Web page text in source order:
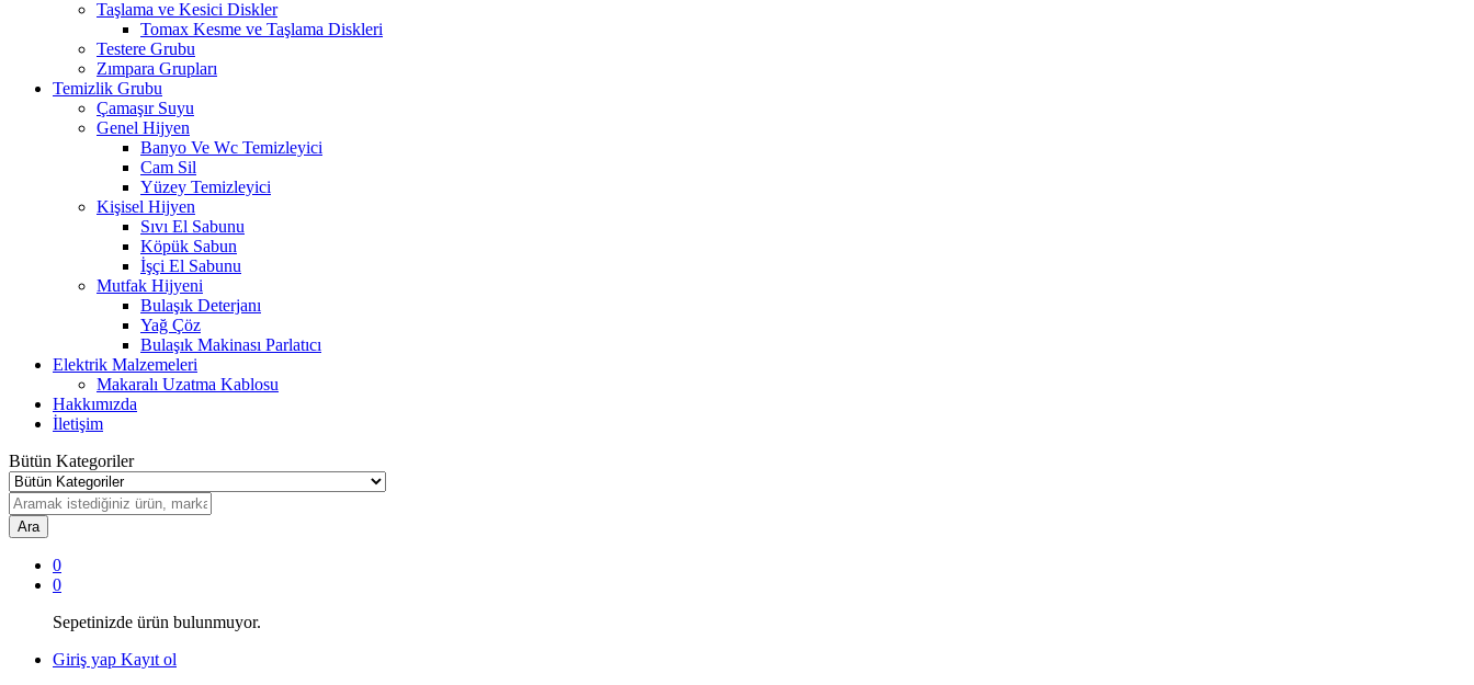
Taşlama ve Kesici Diskler
Tomax Kesme ve Taşlama Diskleri
Testere Grubu
Zımpara Grupları
Temizlik Grubu
Çamaşır Suyu
Genel Hijyen
Banyo Ve Wc Temizleyici
Cam Sil
Yüzey Temizleyici
Kişisel Hijyen
Sıvı El Sabunu
Köpük Sabun
İşçi El Sabunu
Mutfak Hijyeni
Bulaşık Deterjanı
Yağ Çöz
Bulaşık Makinası Parlatıcı
Elektrik Malzemeleri
Makaralı Uzatma Kablosu
Hakkımızda
İletişim
Bütün Kategoriler
Ara
0
0
Sepetinizde ürün bulunmuyor.
Giriş yap Kayıt ol